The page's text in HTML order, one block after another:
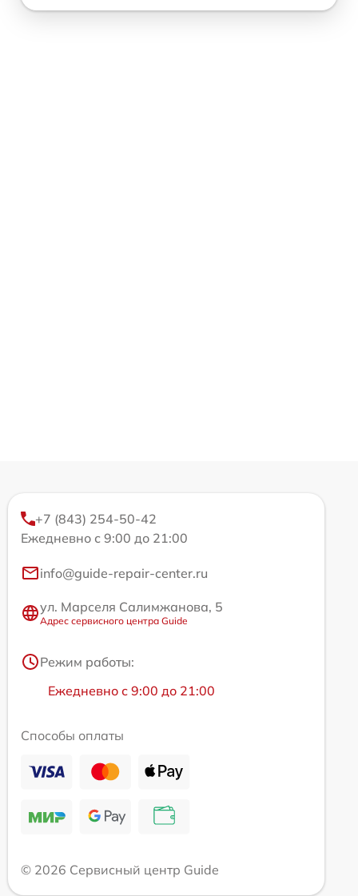
+7 (843) 254-50-42
Ежедневно с 9:00 до 21:00
info@guide-repair-center.ru
ул. Марселя Салимжанова, 5
Адрес сервисного центра Guide
Режим работы:
Ежедневно с 9:00 до 21:00
Способы оплаты
© 2026 Сервисный центр Guide